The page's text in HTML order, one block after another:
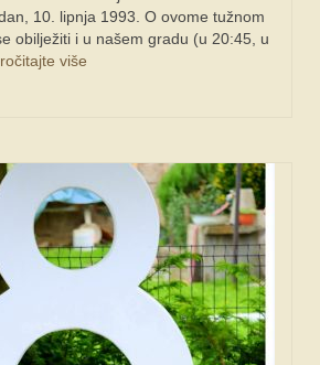
10. lipnja 1993. O ovome tužnom
obilježiti i u našem gradu (u 20:45, u
više